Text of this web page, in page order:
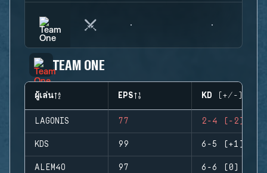
TEAM ONE
ผู้เล่น EPS KD (+/-)
LAGONIS 77 2-4 (-2)
KDS 99 6-5 (+1)
ALEM4O 97 6-6 (0)